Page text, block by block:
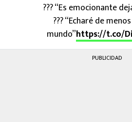
??? “Es emocionante
??? “Echaré de
mundo”https://t.co/
PUBLICIDAD